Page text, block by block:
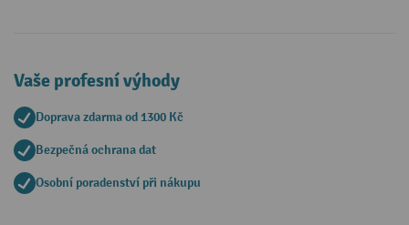
Vaše profesní výhody
Doprava zdarma od 1300 Kč
Bezpečná ochrana dat
Osobní poradenství při nákupu